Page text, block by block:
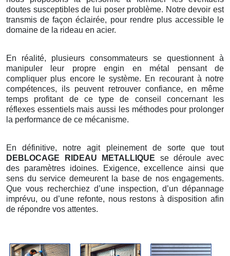
doutes susceptibles de lui poser problème. Notre devoir est
transmis de façon éclairée, pour rendre plus accessible le
domaine de la rideau en acier.
En réalité, plusieurs consommateurs se questionnent à
manipuler leur propre engin en métal pensant de
compliquer plus encore le système. En recourant à notre
compétences, ils peuvent retrouver confiance, en même
temps profitant de ce type de conseil concernant les
réflexes essentiels mais aussi les méthodes pour prolonger
la performance de ce mécanisme.
En définitive, notre agit pleinement de sorte que tout
DEBLOCAGE RIDEAU METALLIQUE se déroule avec
des paramètres idoines. Exigence, excellence ainsi que
sens du service demeurent la base de nos engagements.
Que vous recherchiez d’une inspection, d’un dépannage
imprévu, ou d’une refonte, nous restons à disposition afin
de répondre vos attentes.